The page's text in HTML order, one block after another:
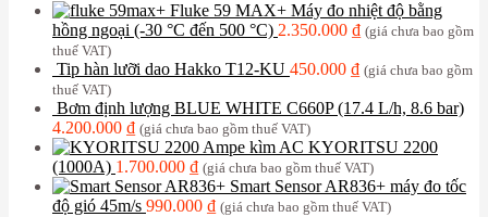
Fluke 59 MAX+ Máy đo nhiệt độ bằng
hồng ngoại (-30 °C đến 500 °C) 2.350.000 ₫ (giá chưa bao gồm
thuế VAT)
Tip hàn lưỡi dao Hakko T12-KU 450.000 ₫ (giá chưa bao gồm
thuế VAT)
Bơm định lượng BLUE WHITE C660P (17.4 L/h, 8.6 bar)
4.200.000 ₫ (giá chưa bao gồm thuế VAT)
Ampe kìm AC KYORITSU 2200
(1000A) 1.700.000 ₫ (giá chưa bao gồm thuế VAT)
Smart Sensor AR836+ máy đo tốc
độ gió 45m/s 990.000 ₫ (giá chưa bao gồm thuế VAT)